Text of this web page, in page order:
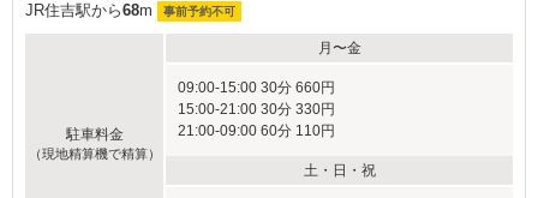
JR住吉駅から68m 事前予約不可
駐車料金
（現地精算機で精算）
月〜金
09:00-15:00 30分 660円
15:00-21:00 30分 330円
21:00-09:00 60分 110円
土・日・祝